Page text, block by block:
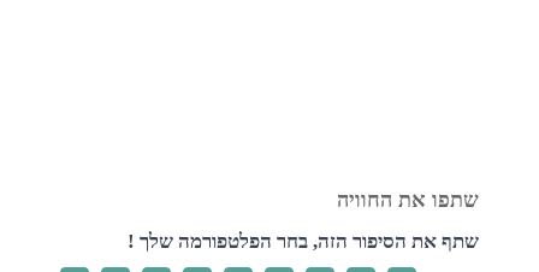
שתף את הסיפור הזה, בחר הפלטפורמה שלך !